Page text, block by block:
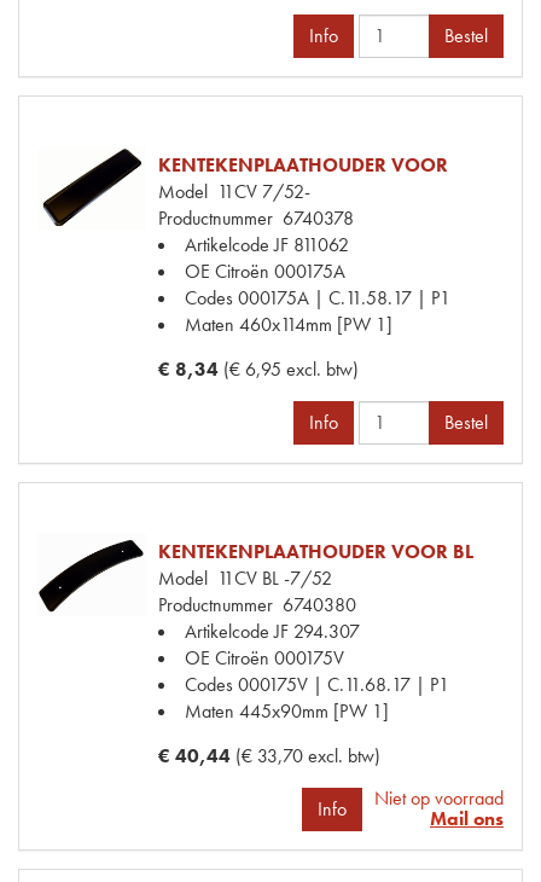
Info Bestel
KENTEKENPLAATHOUDER VOOR
Model 11CV 7/52-
Productnummer 6740378
Artikelcode JF 811062
OE Citroën 000175A
Codes000175A | C.11.58.17 | P1
Maten 460x114mm [PW 1]
€ 8,34 (€ 6,95 excl. btw)
Info Bestel
KENTEKENPLAATHOUDER VOOR BL
Model 11CV BL -7/52
Productnummer 6740380
Artikelcode JF 294.307
OE Citroën 000175V
Codes000175V | C.11.68.17 | P1
Maten 445x90mm [PW 1]
€ 40,44 (€ 33,70 excl. btw)
Info
Niet op voorraad
Mail ons